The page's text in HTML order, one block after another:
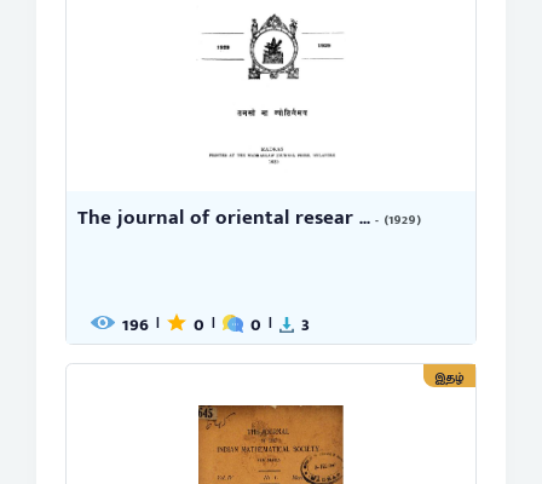
The journal of oriental resear ...- (1929)
196 | 0 | 0 | 3
இதழ்